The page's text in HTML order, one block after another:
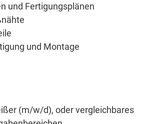
und Fertigungsplänen
und Montage
(m/w/d), oder vergleichbares